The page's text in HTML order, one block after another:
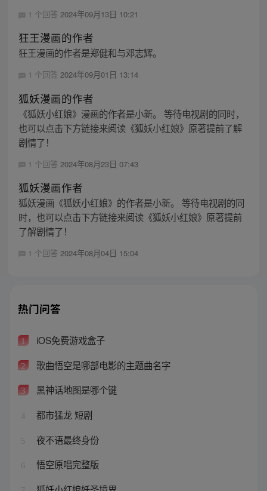
1 个回答 2024年09月13日 10:21
狂王漫画的作者
狂王漫画的作者是郑健和与邓志辉。
1 个回答 2024年09月01日 13:14
狐妖漫画的作者
《狐妖小红娘》漫画的作者是小新。 等待电视剧的同时，
也可以点击下方链接来阅读《狐妖小红娘》原著提前了解
剧情了！
1 个回答 2024年08月23日 07:43
狐妖漫画作者
狐妖漫画《狐妖小红娘》的作者是小新。 等待电视剧的同
时，也可以点击下方链接来阅读《狐妖小红娘》原著提前
了解剧情了！
1 个回答 2024年08月04日 15:04
热门问答
1 iOS免费游戏盒子
2 歌曲悟空是哪部电影的主题曲名字
3 黑神话地图是哪个键
4 都市猛龙 短剧
5 夜不语最终身份
6 悟空原唱完整版